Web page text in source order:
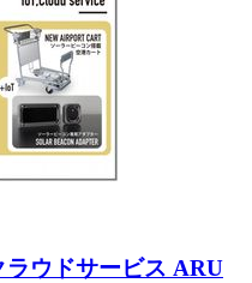
ウドサービス ARU